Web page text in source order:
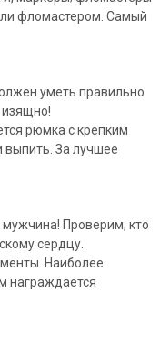
фломастером. Самый
уметь правильно
изящно!
рюмка с крепким
выпить. За лучшее
Проверим, кто
сердцу.
Наиболее
награждается